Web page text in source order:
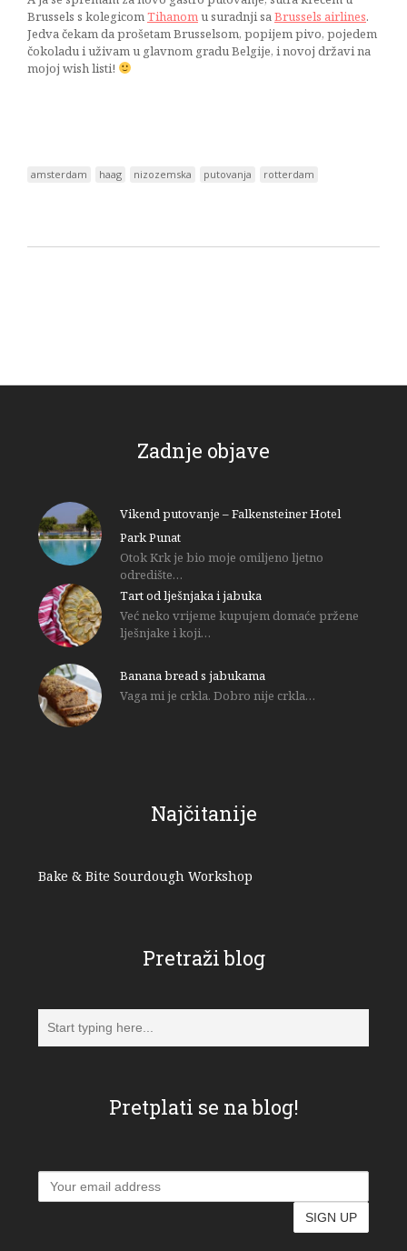
Brussels s kolegicomTihanomu suradnji saBrussels airlines.
Jedva čekam da prošetam Brusselsom, popijem pivo, pojedem
čokoladu i uživam u glavnom gradu Belgije, i novoj državi na
mojoj wish listi!
amsterdam haag nizozemska putovanja rotterdam
Zadnje objave
Vikend putovanje – Falkensteiner Hotel
Park Punat
Otok Krk je bio moje omiljeno ljetno
odredište…
Tart od lješnjaka i jabuka
Već neko vrijeme kupujem domaće pržene
lješnjake i koji…
Banana bread s jabukama
Vaga mi je crkla. Dobro nije crkla…
Najčitanije
Bake & Bite Sourdough Workshop
Pretraži blog
Pretplati se na blog!